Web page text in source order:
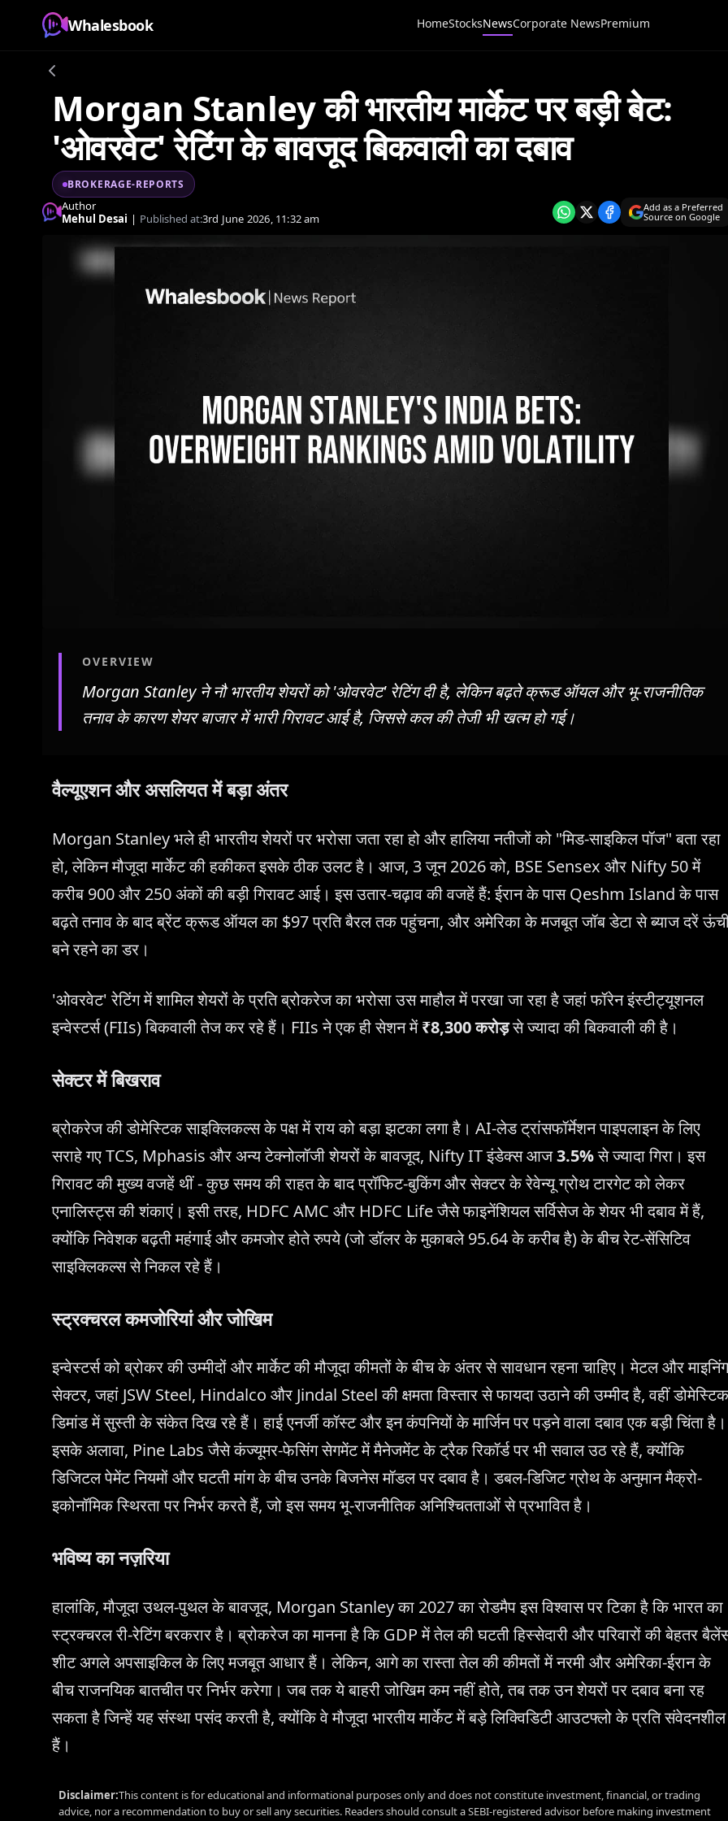
Whalesbook HomeStocksNewsCorporate NewsPremium
Morgan Stanley की भारतीय मार्केट पर बड़ी बेट:
'ओवरवेट' रेटिंग के बावजूद बिकवाली का दबाव
BROKERAGE-REPORTS
Author
Mehul Desai | Published at:3rd June 2026, 11:32 am
Add as a Preferred
Source on Google
OVERVIEW
Morgan Stanley ने नौ भारतीय शेयरों को 'ओवरवेट' रेटिंग दी है, लेकिन बढ़ते क्रूड ऑयल और भू-राजनीतिक
तनाव के कारण शेयर बाजार में भारी गिरावट आई है, जिससे कल की तेजी भी खत्म हो गई।
वैल्यूएशन और असलियत में बड़ा अंतर
Morgan Stanley भले ही भारतीय शेयरों पर भरोसा जता रहा हो और हालिया नतीजों को "मिड-साइकिल पॉज" बता रहा
हो, लेकिन मौजूदा मार्केट की हकीकत इसके ठीक उलट है। आज, 3 जून 2026 को, BSE Sensex और Nifty 50 में
करीब 900 और 250 अंकों की बड़ी गिरावट आई। इस उतार-चढ़ाव की वजहें हैं: ईरान के पास Qeshm Island के पास
बढ़ते तनाव के बाद ब्रेंट क्रूड ऑयल का $97 प्रति बैरल तक पहुंचना, और अमेरिका के मजबूत जॉब डेटा से ब्याज दरें
बने रहने का डर।
'ओवरवेट' रेटिंग में शामिल शेयरों के प्रति ब्रोकरेज का भरोसा उस माहौल में परखा जा रहा है जहां फॉरेन इंस्टीट्यूशनल
इन्वेस्टर्स (FIIs) बिकवाली तेज कर रहे हैं। FIIs ने एक ही सेशन में₹8,300 करोड़से ज्यादा की बिकवाली की है।
सेक्टर में बिखराव
ब्रोकरेज की डोमेस्टिक साइक्लिकल्स के पक्ष में राय को बड़ा झटका लगा है। AI-लेड ट्रांसफॉर्मेशन पाइपलाइन के लिए
सराहे गए TCS, Mphasis और अन्य टेक्नोलॉजी शेयरों के बावजूद, Nifty IT इंडेक्स आज3.5%से ज्यादा गिरा। इस
गिरावट की मुख्य वजहें थीं - कुछ समय की राहत के बाद प्रॉफिट-बुकिंग और सेक्टर के रेवेन्यू ग्रोथ टारगेट को लेकर
एनालिस्ट्स की शंकाएं। इसी तरह, HDFC AMC और HDFC Life जैसे फाइनेंशियल सर्विसेज के शेयर भी दबाव में हैं,
क्योंकि निवेशक बढ़ती महंगाई और कमजोर होते रुपये (जो डॉलर के मुकाबले 95.64 के करीब है) के बीच रेट-सेंसिटिव
साइक्लिकल्स से निकल रहे हैं।
स्ट्रक्चरल कमजोरियां और जोखिम
इन्वेस्टर्स को ब्रोकर की उम्मीदों और मार्केट की मौजूदा कीमतों के बीच के अंतर से सावधान रहना चाहिए। मेटल और माइनिंग
सेक्टर, जहां JSW Steel, Hindalco और Jindal Steel की क्षमता विस्तार से फायदा उठाने की उम्मीद है, वहीं डोमेस्टिक
डिमांड में सुस्ती के संकेत दिख रहे हैं। हाई एनर्जी कॉस्ट और इन कंपनियों के मार्जिन पर पड़ने वाला दबाव एक बड़ी चिंता है।
इसके अलावा, Pine Labs जैसे कंज्यूमर-फेसिंग सेगमेंट में मैनेजमेंट के ट्रैक रिकॉर्ड पर भी सवाल उठ रहे हैं, क्योंकि
डिजिटल पेमेंट नियमों और घटती मांग के बीच उनके बिजनेस मॉडल पर दबाव है। डबल-डिजिट ग्रोथ के अनुमान मैक्रो-
इकोनॉमिक स्थिरता पर निर्भर करते हैं, जो इस समय भू-राजनीतिक अनिश्चितताओं से प्रभावित है।
भविष्य का नज़रिया
हालांकि, मौजूदा उथल-पुथल के बावजूद, Morgan Stanley का 2027 का रोडमैप इस विश्वास पर टिका है कि भारत का
स्ट्रक्चरल री-रेटिंग बरकरार है। ब्रोकरेज का मानना है कि GDP में तेल की घटती हिस्सेदारी और परिवारों की बेहतर
शीट अगले अपसाइकिल के लिए मजबूत आधार हैं। लेकिन, आगे का रास्ता तेल की कीमतों में नरमी और अमेरिका-ईरान के
बीच राजनयिक बातचीत पर निर्भर करेगा। जब तक ये बाहरी जोखिम कम नहीं होते, तब तक उन शेयरों पर दबाव बना रह
सकता है जिन्हें यह संस्था पसंद करती है, क्योंकि वे मौजूदा भारतीय मार्केट में बड़े लिक्विडिटी आउटफ्लो के प्रति संवेदनशील
हैं।
Disclaimer:This content is for educational and informational purposes only and does not constitute investment, financial, or trading
advice, nor a recommendation to buy or sell any securities. Readers should consult a SEBI-registered advisor before making investment